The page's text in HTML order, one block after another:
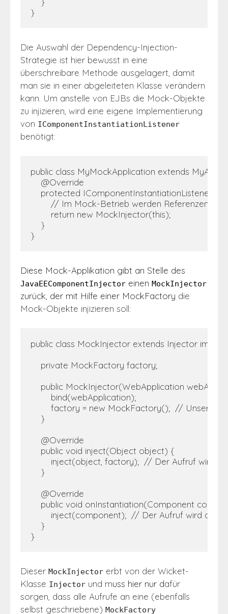
}
Die Auswahl der Dependency-Injection-
Strategie ist hier bewusst in eine
überschreibare Methode ausgelagert, damit
man sie in einer abgeleiteten Klasse verändern
kann. Um anstelle von EJBs die Mock-Objekte
zu injizieren, wird eine eigene Implementierung
von IComponentInstantiationListener
benötigt:
public class MyMockApplication extends
@Override
protected IComponentInstantiationListener
// Im Mock-Betrieb werden Referenzen auf
return new MockInjector(this);
}
}
Diese Mock-Applikation gibt an Stelle des
JavaEEComponentInjector einen MockInjector
zurück, der mit Hilfe einer MockFactory die
Mock-Objekte injizieren soll:
public class MockInjector extends Injector
private MockFactory factory;
public MockInjector(WebApplication
bind(webApplication);
factory = new MockFactory();  // Unsere
}
@Override
public void inject(Object object) {
inject(object, factory);  // Der Aufruf wird an
}
@Override
public void onInstantiation(Component
inject(component);  // Der Aufruf wird an die
}
}
Dieser MockInjector erbt von der Wicket-
Klasse Injector und muss hier nur dafür
sorgen, dass alle Aufrufe an eine (ebenfalls
selbst geschriebene) MockFactory